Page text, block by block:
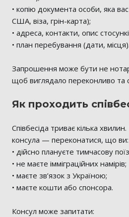
• копію документа особи, яка
США, віза, грін-карта);
• адреса, контакти, опис
• план перебування (дати, місця).
Запрошення може бути не
щоб виглядало переконливо та
Як проходить
Співбесіда триває кілька
консула — переконатися, що ви:
• дійсно плануєте тимчасову
• не маєте імміграційних намірів;
• маєте зв’язок з Україною;
• маєте кошти або спонсора.
Консул може запитати: